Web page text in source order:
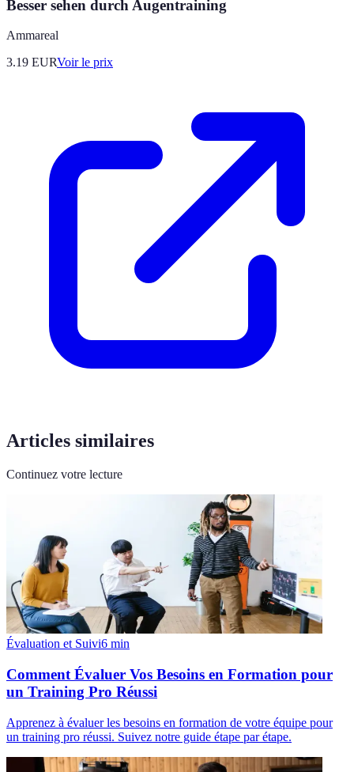
Besser sehen durch Augentraining
Ammareal
3.19 EURVoir le prix
Articles similaires
Continuez votre lecture
Évaluation et Suivi6 min
Comment Évaluer Vos Besoins en Formation pour
un Training Pro Réussi
Apprenez à évaluer les besoins en formation de votre équipe pour
un training pro réussi. Suivez notre guide étape par étape.